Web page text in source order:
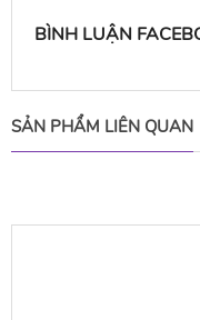
BÌNH LUẬN
SẢN PHẨM LIÊN QUAN